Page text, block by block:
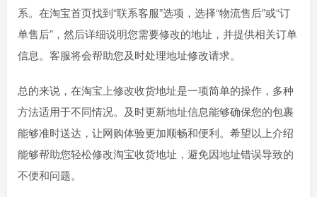
系。在淘宝首页找到“联系客服”选项，选择“物流售后”或“订
单售后”，然后详细说明您需要修改的地址，并提供相关订单
信息。客服将会帮助您及时处理地址修改请求。
总的来说，在淘宝上修改收货地址是一项简单的操作，多种
方法适用于不同情况。及时更新地址信息能够确保您的包裹
能够准时送达，让网购体验更加顺畅和便利。希望以上介绍
能够帮助您轻松修改淘宝收货地址，避免因地址错误导致的
不便和问题。